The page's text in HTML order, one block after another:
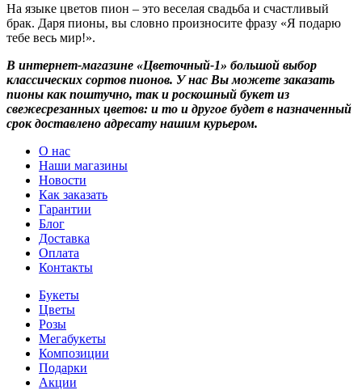
На языке цветов пион – это веселая свадьба и счастливый
брак. Даря пионы, вы словно произносите фразу «Я подарю
тебе весь мир!».
В интернет-магазине «Цветочный-1» большой выбор
классических сортов пионов. У нас Вы можете заказать
пионы как поштучно, так и роскошный букет из
свежесрезанных цветов: и то и другое будет в назначенный
срок доставлено адресату нашим курьером.
О нас
Наши магазины
Новости
Как заказать
Гарантии
Блог
Доставка
Оплата
Контакты
Букеты
Цветы
Розы
Мегабукеты
Композиции
Подарки
Акции